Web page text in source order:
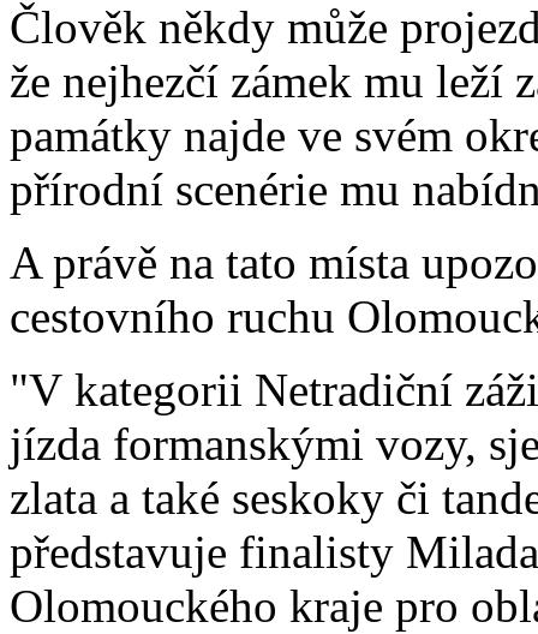
Člověk někdy může
že nejhezčí zámek mu leží
památky najde ve svém
přírodní scenérie mu
A právě na tato místa
cestovního ruchu
"V kategorii Netradiční
jízda formanskými vozy,
zlata a také seskoky či
představuje finalisty
Olomouckého kraje pro